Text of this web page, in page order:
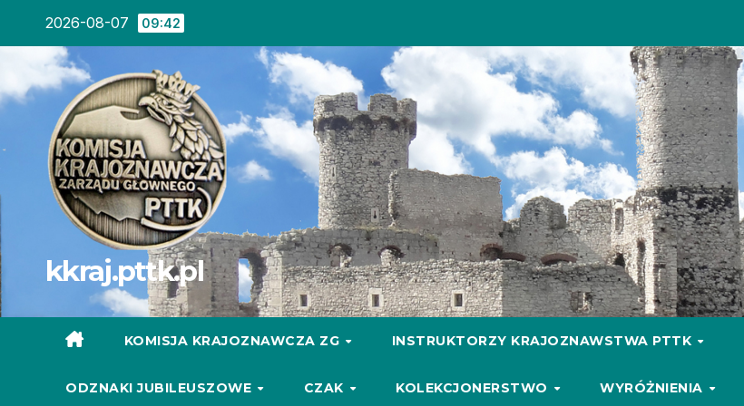
content
2026-08-07 09:42
kkraj.pttk.pl
KOMISJA KRAJOZNAWCZA ZG INSTRUKTORZY KRAJOZNAWSTWA PTTK
ODZNAKI JUBILEUSZOWE CZAK KOLEKCJONERSTWO WYRÓŻNIENIA